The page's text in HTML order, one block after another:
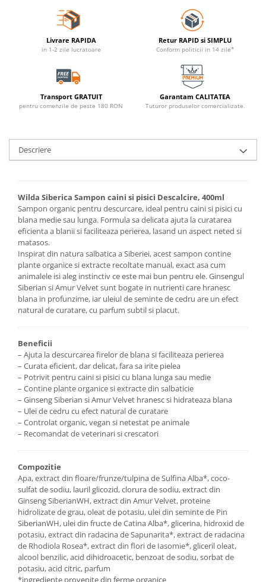
Livrare RAPIDA
in 1-2 zile lucratoare
Retur RAPID si SIMPLU
Conform politicii in 14 zile*
Transport GRATUIT
pentru comenzile de peste 180 RON
Garantam CALITATEA
Tuturor produselor comercializate.
Descriere
Wilda Siberica Sampon caini si pisici Descalcire, 400ml
Sampon organic pentru descurcare, ideal pentru caini si pisici cu
blana medie sau lunga. Formula sa delicata ajuta la curatarea
eficienta a blanii si faciliteaza perierea, lasand un aspect neted si
matasos.
Inspirat din natura salbatica a Siberiei, acest sampon contine
plante organice si extracte recoltate manual, exact asa cum
animalele isi aleg instinctiv ce este mai bun pentru ele. Ginsengul
Siberian si Amur Velvet sunt bogate in nutrienti care hranesc
blana in profunzime, iar uleiul de seminte de cedru are un efect
natural de curatare, cu parfum subtil si placut.
Beneficii
– Ajuta la descurcarea firelor de blana si faciliteaza perierea
– Curata eficient, dar delicat, fara sa irite pielea
– Potrivit pentru caini si pisici cu blana lunga sau medie
– Contine plante organice si extracte din salbaticie
– Ginseng Siberian si Amur Velvet hranesc si hidrateaza blana
– Ulei de cedru cu efect natural de curatare
– Controlat organic, vegan si netestat pe animale
– Recomandat de veterinari si crescatori
Compozitie
Apa, extract din floare/frunze/tulpina de Sulfina Alba*, coco-
sulfat de sodiu, lauril glicozid, clorura de sodiu, extract din
Ginseng SiberianWH, extract din Amur Velvet, proteine
hidrolizate de grau, oleat de potasiu, ulei din seminte de Pin
SiberianWH, ulei din fructe de Catina Alba*, glicerina, hidroxid de
potasiu, extract din radacina de Sapunarita*, extract de radacina
de Rhodiola Rosea*, extract din flori de Iasomie*, gliceril oleat,
alcool benzilic, acid dihidroacetic, benzoat de sodiu, sorbat de
potasiu, acid citric, parfum
*ingrediente provenite din ferme organice